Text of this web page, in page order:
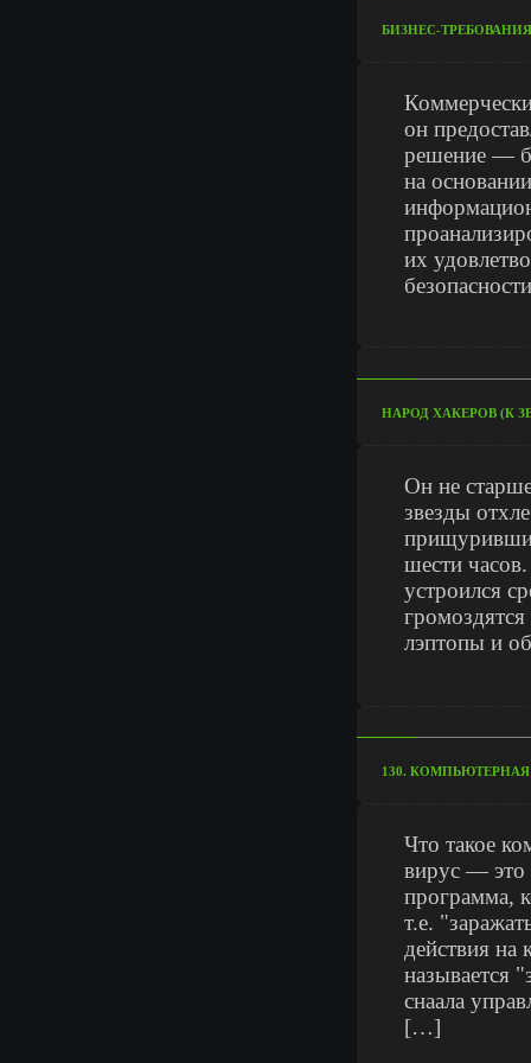
БИЗНЕС-ТРЕБОВАНИЯ
он
решение —
на
их
НАРОД ХАКЕРОВ (К
Он не
звезды
шести
устроился
лэптопы и
130.
Что такое
вирус — это
программа,
т.е.
действия на
называется
снаала
[…]